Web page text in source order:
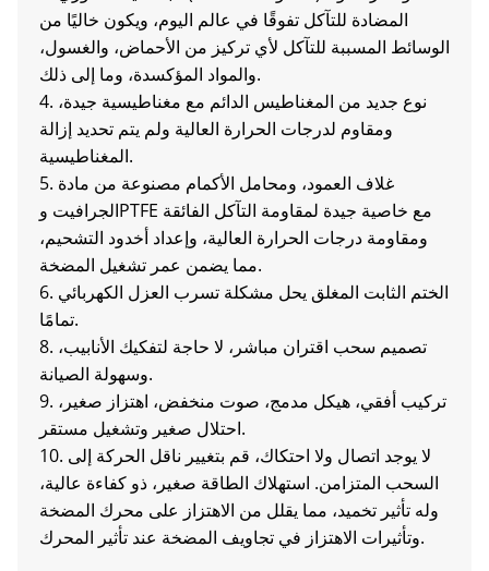
المضادة للتآكل تفوقًا في عالم اليوم، ويكون خاليًا من
الوسائط المسببة للتآكل لأي تركيز من الأحماض، والغسول،
والمواد المؤكسدة، وما إلى ذلك.
4. نوع جديد من المغناطيس الدائم مع مغناطيسية جيدة،
ومقاوم لدرجات الحرارة العالية ولم يتم تحديد إزالة
المغناطيسية.
5. غلاف العمود، ومحامل الأكمام مصنوعة من مادة
الجرافيت وPTFE مع خاصية جيدة لمقاومة التآكل الفائقة
ومقاومة درجات الحرارة العالية، وإعداد أخدود التشحيم،
مما يضمن عمر تشغيل المضخة.
6. الختم الثابت المغلق يحل مشكلة تسرب العزل الكهربائي
تمامًا.
8. تصميم سحب اقتران مباشر، لا حاجة لتفكيك الأنابيب،
وسهولة الصيانة.
9. تركيب أفقي، هيكل مدمج، صوت منخفض، اهتزاز صغير،
احتلال صغير وتشغيل مستقر.
10. لا يوجد اتصال ولا احتكاك، قم بتغيير ناقل الحركة إلى
السحب المتزامن. استهلاك الطاقة صغير، ذو كفاءة عالية،
وله تأثير تخميد، مما يقلل من الاهتزاز على محرك المضخة
وتأثيرات الاهتزاز في تجاويف المضخة عند تأثير المحرك.